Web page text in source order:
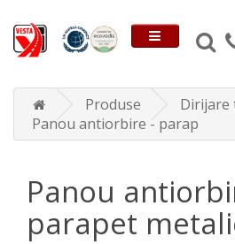
Produse
Dirijare
Panou antiorbire - parapet
Panou
parapet